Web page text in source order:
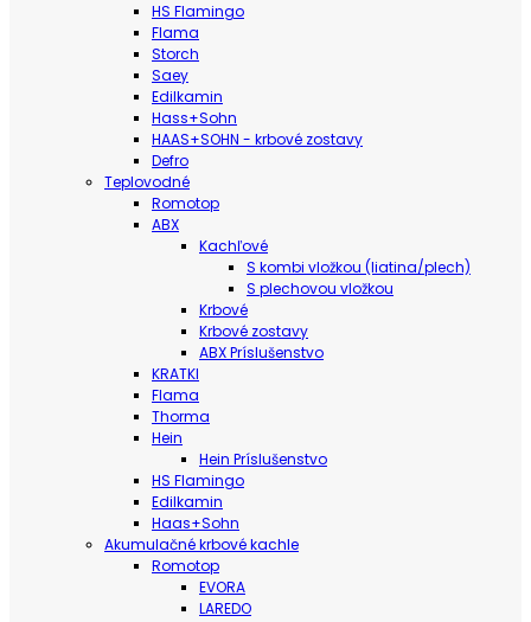
HS Flamingo
Flama
Storch
Saey
Edilkamin
Hass+Sohn
HAAS+SOHN - krbové zostavy
Defro
Teplovodné
Romotop
ABX
Kachľové
S kombi vložkou (liatina/plech)
S plechovou vložkou
Krbové
Krbové zostavy
ABX Príslušenstvo
KRATKI
Flama
Thorma
Hein
Hein Príslušenstvo
HS Flamingo
Edilkamin
Haas+Sohn
Akumulačné krbové kachle
Romotop
EVORA
LAREDO